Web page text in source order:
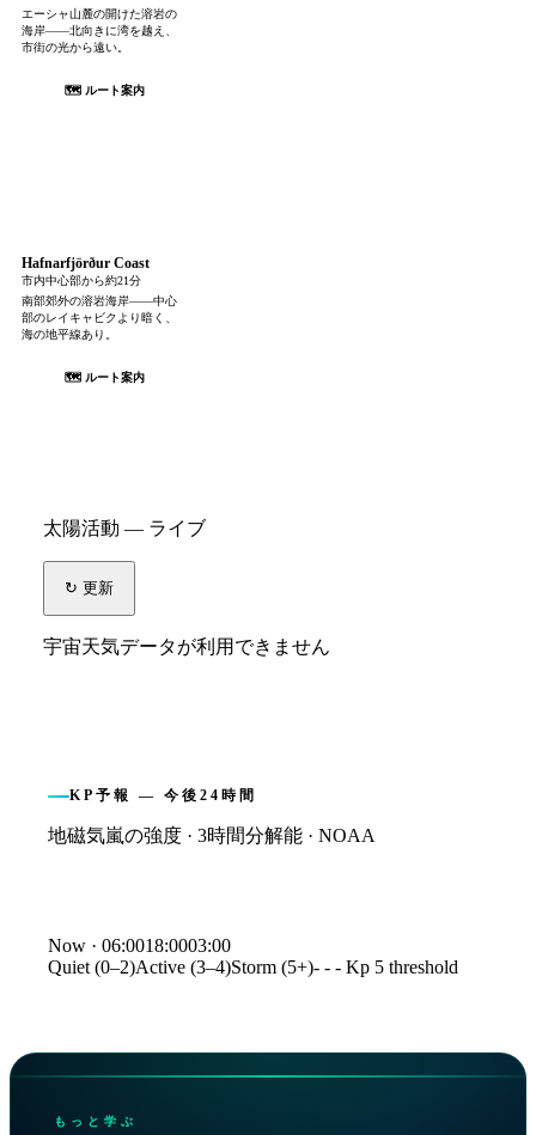
エーシャ山麓の開けた溶岩の
海岸——北向きに湾を越え、
市街の光から遠い。
🗺 ルート案内
Hafnarfjörður Coast
市内中心部から約21分
南部郊外の溶岩海岸——中心
部のレイキャビクより暗く、
海の地平線あり。
🗺 ルート案内
太陽活動 — ライブ
↻ 更新
宇宙天気データが利用できません
KP予報 — 今後24時間
地磁気嵐の強度 · 3時間分解能 · NOAA
Kp index forecast
Time
Kp
12:00
1.0
15:00
1.0
21:00
Now · 06:0018:0003:00
Quiet (0–2)Active (3–4)Storm (5+)- - - Kp 5 threshold
もっと学ぶ